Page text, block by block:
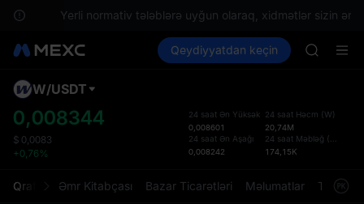
Yerli normativ tələblərə uyğun olaraq, xidmətlər sizin
Bazarlar Spot Futures UNITREE
Qeydiyyatdan keçin
SPCX
Unitree
ACE
AAOI
Unitree
W/USDT
0,008344
$ 0,0083
+0,76%
24 saat Ən Yüksək
0,008601
24 saat Ən Aşağı
0,008242
24 saat Həcm (W)
20,74M
24 saat Məbləğ (
174,15K
Qrafik Əmr Kitabçası Bazar Ticarətləri Məlumatlar